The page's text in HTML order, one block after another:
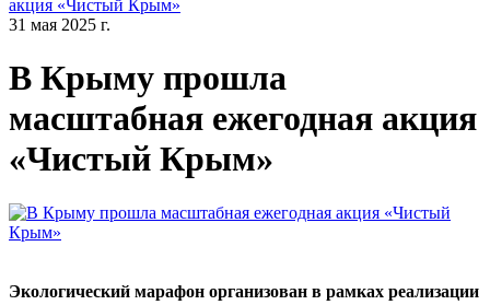
акция «Чистый Крым»
31 мая 2025 г.
В Крыму прошла
масштабная ежегодная акция
«Чистый Крым»
Экологический марафон организован в рамках реализации